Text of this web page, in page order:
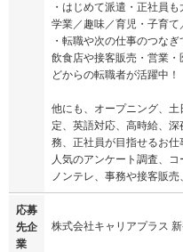
・はじめて派遣・正社員
学業／趣味／育児・子育て
・転職や次の仕事のつな
飲食店や接客販売・営業
どからの転職者が活躍中！
他にも、オープニング、
定、英語対応、高時給、
務、正社員が目指せるお仕
人気のアンケート調査、
ノンテレ、事務や接客販
応募
先企
業
株式会社キャリアプラス